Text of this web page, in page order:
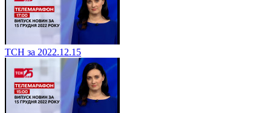
ТСН за 2022.12.15